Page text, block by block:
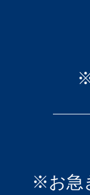
※お急